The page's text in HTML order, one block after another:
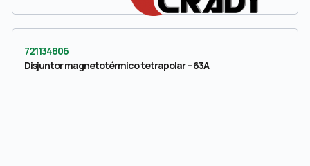
721134806
Disjuntor magnetotérmico tetrapolar – 63A